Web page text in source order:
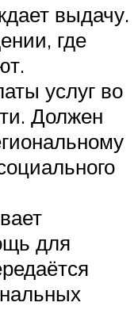
выдачу.
где
услуг во
Должен
для